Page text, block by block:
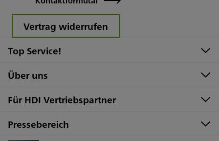
Vertrag widerrufen
Top Service!
Über uns
Für HDI Vertriebspartner
Pressebereich